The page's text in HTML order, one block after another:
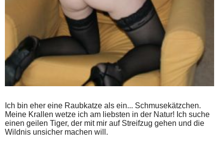
Ich bin eher eine Raubkatze als ein... Schmusekätzchen.
Meine Krallen wetze ich am liebsten in der Natur! Ich suche
einen geilen Tiger, der mit mir auf Streifzug gehen und die
Wildnis unsicher machen will.